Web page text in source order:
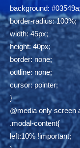
background: #03549a;
border-radius: 100%;
width: 45px;
height: 40px;
border: none;
outline: none;
cursor: pointer;
}
@media only screen
.modal-content{
left:10% !important;